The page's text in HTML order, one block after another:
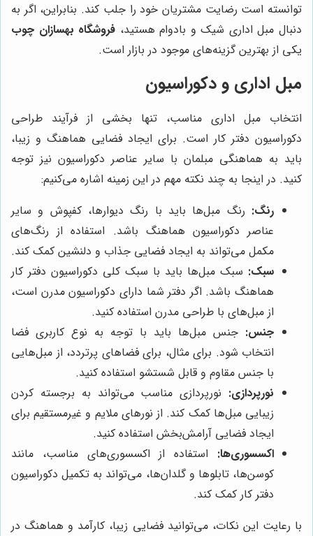
توانسته است رضایت مشتریان خود را جلب کند. بنابراین، اگر به
دنبال مبل اداری شیک و بادوام هستید، فروشگاه بهسازان چوب
یکی از بهترین گزینه‌های موجود در بازار است.
مبل اداری و دکوراسیون
انتخاب مبل اداری مناسب، تنها بخشی از فرآیند طراحی
دکوراسیون دفتر کار است. برای ایجاد فضایی هماهنگ و زیبا،
باید به هماهنگی مبلمان با سایر عناصر دکوراسیون نیز توجه
کنید. در اینجا به چند نکته مهم در این زمینه اشاره می‌کنیم:
رنگ: رنگ مبل‌ها باید با رنگ دیوارها، کفپوش و سایر
عناصر دکوراسیون هماهنگ باشد. استفاده از رنگ‌های
مکمل می‌تواند به ایجاد فضایی جذاب و دلنشین کمک کند.
سبک: سبک مبل‌ها باید با سبک کلی دکوراسیون دفتر کار
هماهنگ باشد. اگر دفتر شما دارای دکوراسیون مدرن است،
از مبل‌های با طراحی مدرن استفاده کنید.
جنس: جنس مبل‌ها باید با توجه به نوع کاربری فضا
انتخاب شود. برای مثال، برای فضاهای پرتردد، از مبل‌هایی
با جنس مقاوم و قابل شستشو استفاده کنید.
نورپردازی: نورپردازی مناسب می‌تواند به برجسته کردن
زیبایی مبل‌ها کمک کند. از نورهای ملایم و غیرمستقیم برای
ایجاد فضایی آرامش‌بخش استفاده کنید.
اکسسوری‌ها: استفاده از اکسسوری‌های مناسب، مانند
کوسن‌ها، تابلوها و گلدان‌ها، می‌تواند به تکمیل دکوراسیون
دفتر کار کمک کند.
با رعایت این نکات، می‌توانید فضایی زیبا، کارآمد و هماهنگ در